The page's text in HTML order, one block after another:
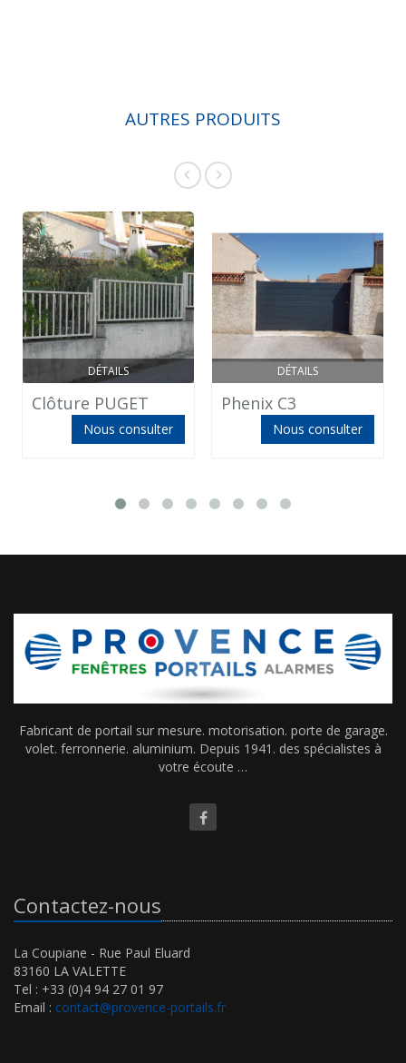
AUTRES PRODUITS
DÉTAILS
Clôture PUGET
Nous consulter
DÉTAILS
Phenix C3
Nous consulter
Fabricant de portail sur mesure. motorisation. porte de garage.
volet. ferronnerie. aluminium. Depuis 1941. des spécialistes à
votre écoute …
Contactez-nous
La Coupiane - Rue Paul Eluard
83160 LA VALETTE
Tel : +33 (0)4 94 27 01 97
Email : contact@provence-portails.fr